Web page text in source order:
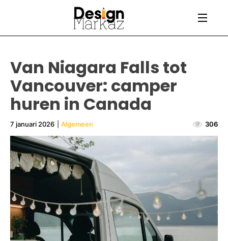
Van Niagara Falls tot
Vancouver: camper
huren in Canada
7 januari 2026 Algemeen 306